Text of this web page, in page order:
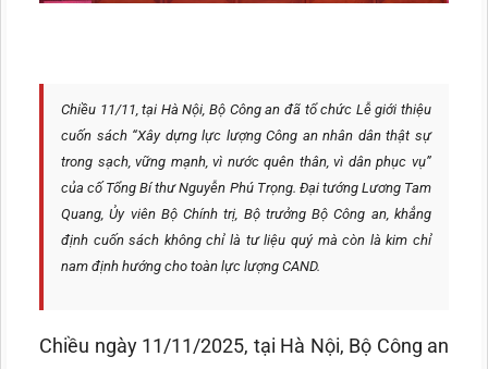
Chiều 11/11, tại Hà Nội, Bộ Công an đã tổ chức Lễ giới thiệu
cuốn sách “Xây dựng lực lượng Công an nhân dân thật sự
trong sạch, vững mạnh, vì nước quên thân, vì dân phục vụ”
của cố Tổng Bí thư Nguyễn Phú Trọng. Đại tướng Lương Tam
Quang, Ủy viên Bộ Chính trị, Bộ trưởng Bộ Công an, khẳng
định cuốn sách không chỉ là tư liệu quý mà còn là kim chỉ
nam định hướng cho toàn lực lượng CAND.
Chiều ngày 11/11/2025, tại Hà Nội, Bộ Công an